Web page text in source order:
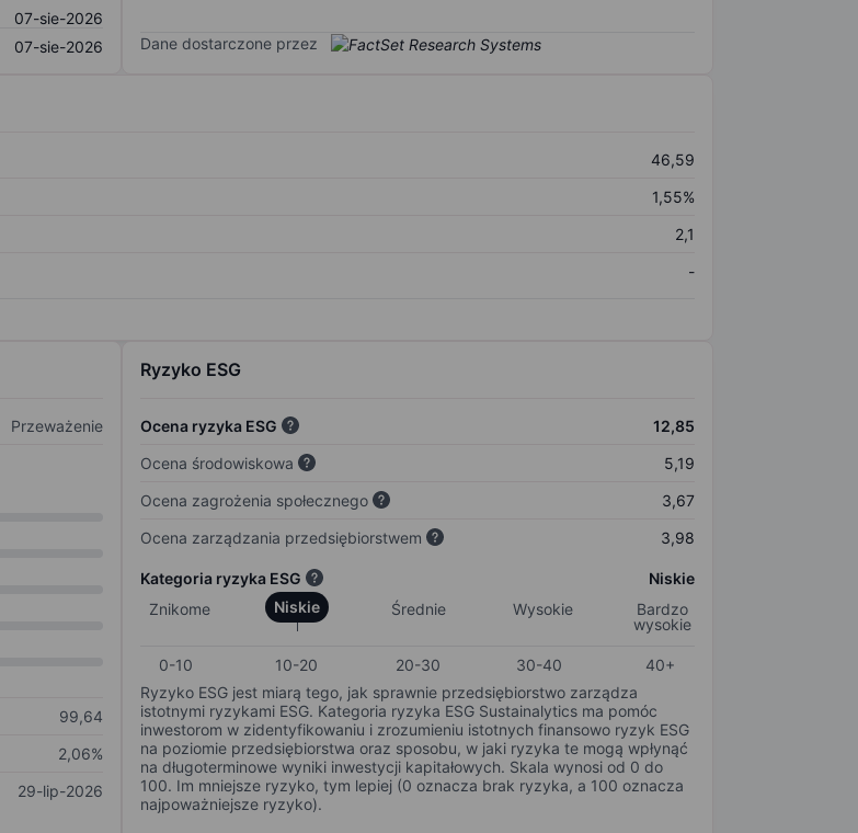
07-sie-2026
07-sie-2026 Dane dostarczone przez
46,59
1,55%
2,1
-
Przeważenie
99,64
2,06%
29-lip-2026
Ryzyko ESG
Ocena ryzyka ESG
12,85
Ocena środowiskowa
5,19
Ocena zagrożenia społecznego
3,67
Ocena zarządzania przedsiębiorstwem
3,98
Kategoria ryzyka ESG
Niskie
Znikome
Niskie Średnie Wysokie
Bardzo
wysokie
0-10 10-20 20-30 30-40
40+
Ryzyko ESG jest miarą tego, jak sprawnie przedsiębiorstwo zarządza
istotnymi ryzykami ESG. Kategoria ryzyka ESG Sustainalytics ma pomóc
inwestorom w zidentyfikowaniu i zrozumieniu istotnych finansowo ryzyk ESG
na poziomie przedsiębiorstwa oraz sposobu, w jaki ryzyka te mogą wpłynąć
na długoterminowe wyniki inwestycji kapitałowych. Skala wynosi od 0 do
100. Im mniejsze ryzyko, tym lepiej (0 oznacza brak ryzyka, a 100 oznacza
najpoważniejsze ryzyko).